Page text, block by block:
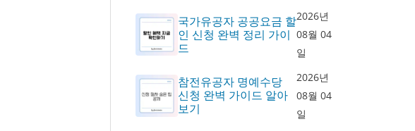
국가유공자 공공요금 할
인 신청 완벽 정리 가이
드
2026년
08월 04
일
참전유공자 명예수당
신청 완벽 가이드 알아
보기
2026년
08월 04
일